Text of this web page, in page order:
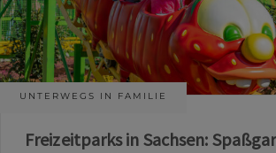
UNTERWEGS IN FAMILIE
Freizeitparks in Sachsen: